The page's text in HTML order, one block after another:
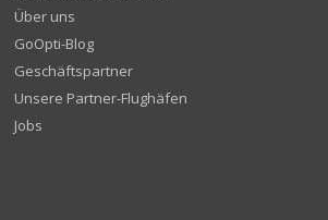
Über uns
GoOpti-Blog
Geschäftspartner
Unsere Partner-Flughäfen
Jobs